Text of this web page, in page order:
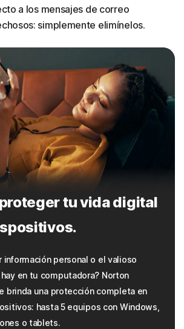
a los mensajes de correo
simplemente elimínelos.
tu vida digital
información personal o el valioso
en tu computadora? Norton
brinda una protección completa en
hasta 5 equipos con Windows,
o tablets.